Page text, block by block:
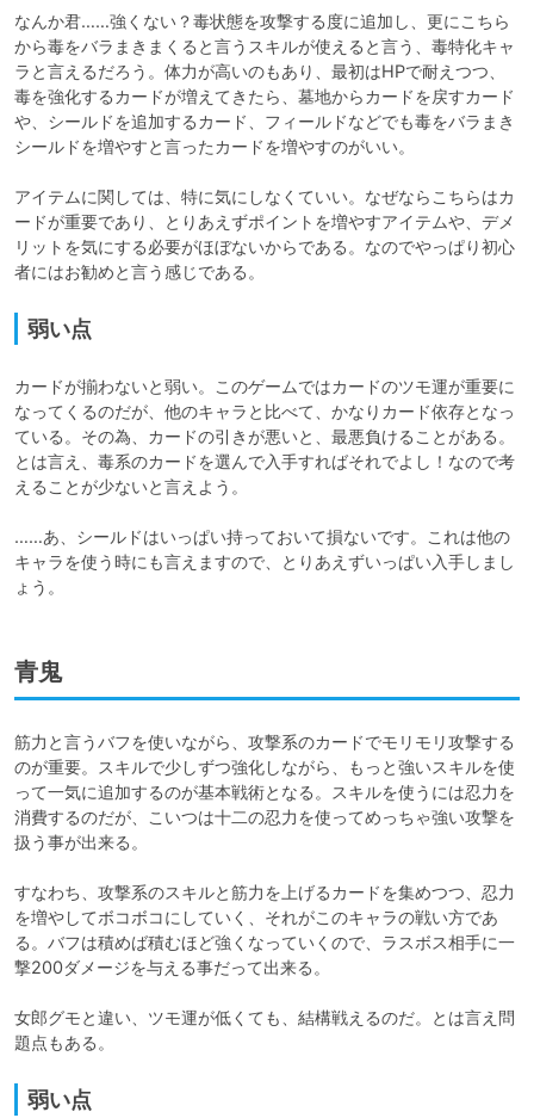
なんか君……強くない？毒状態を攻撃する度に追加し、更にこちら
から毒をバラまきまくると言うスキルが使えると言う、毒特化キャ
ラと言えるだろう。体力が高いのもあり、最初はHPで耐えつつ、
毒を強化するカードが増えてきたら、墓地からカードを戻すカード
や、シールドを追加するカード、フィールドなどでも毒をバラまき
シールドを増やすと言ったカードを増やすのがいい。
アイテムに関しては、特に気にしなくていい。なぜならこちらはカ
ードが重要であり、とりあえずポイントを増やすアイテムや、デメ
リットを気にする必要がほぼないからである。なのでやっぱり初心
者にはお勧めと言う感じである。
弱い点
カードが揃わないと弱い。このゲームではカードのツモ運が重要に
なってくるのだが、他のキャラと比べて、かなりカード依存となっ
ている。その為、カードの引きが悪いと、最悪負けることがある。
とは言え、毒系のカードを選んで入手すればそれでよし！なので考
えることが少ないと言えよう。
……あ、シールドはいっぱい持っておいて損ないです。これは他の
キャラを使う時にも言えますので、とりあえずいっぱい入手しまし
ょう。
青鬼
筋力と言うバフを使いながら、攻撃系のカードでモリモリ攻撃する
のが重要。スキルで少しずつ強化しながら、もっと強いスキルを使
って一気に追加するのが基本戦術となる。スキルを使うには忍力を
消費するのだが、こいつは十二の忍力を使ってめっちゃ強い攻撃を
扱う事が出来る。
すなわち、攻撃系のスキルと筋力を上げるカードを集めつつ、忍力
を増やしてボコボコにしていく、それがこのキャラの戦い方であ
る。バフは積めば積むほど強くなっていくので、ラスボス相手に一
撃200ダメージを与える事だって出来る。
女郎グモと違い、ツモ運が低くても、結構戦えるのだ。とは言え問
題点もある。
弱い点